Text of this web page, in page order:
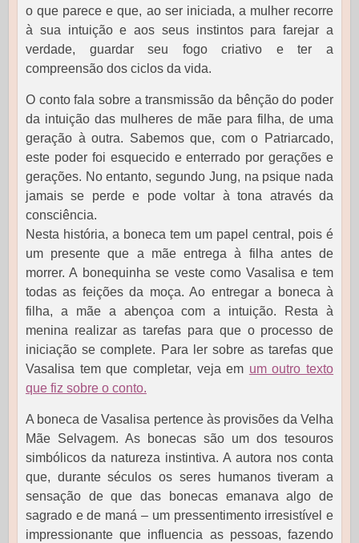
o que parece e que, ao ser iniciada, a mulher recorre
à sua intuição e aos seus instintos para farejar a
verdade, guardar seu fogo criativo e ter a
compreensão dos ciclos da vida.
O conto fala sobre a transmissão da bênção do poder
da intuição das mulheres de mãe para filha, de uma
geração à outra. Sabemos que, com o Patriarcado,
este poder foi esquecido e enterrado por gerações e
gerações. No entanto, segundo Jung, na psique nada
jamais se perde e pode voltar à tona através da
consciência.
Nesta história, a boneca tem um papel central, pois é
um presente que a mãe entrega à filha antes de
morrer. A bonequinha se veste como Vasalisa e tem
todas as feições da moça. Ao entregar a boneca à
filha, a mãe a abençoa com a intuição. Resta à
menina realizar as tarefas para que o processo de
iniciação se complete. Para ler sobre as tarefas que
Vasalisa tem que completar, veja em um outro texto
que fiz sobre o conto.
A boneca de Vasalisa pertence às provisões da Velha
Mãe Selvagem. As bonecas são um dos tesouros
simbólicos da natureza instintiva. A autora nos conta
que, durante séculos os seres humanos tiveram a
sensação de que das bonecas emanava algo de
sagrado e de maná – um pressentimento irresistível e
impressionante que influencia as pessoas, fazendo